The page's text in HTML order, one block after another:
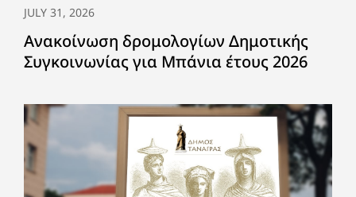
JULY 31, 2026
Ανακοίνωση δρομολογίων Δημοτικής
Συγκοινωνίας για Μπάνια έτους 2026